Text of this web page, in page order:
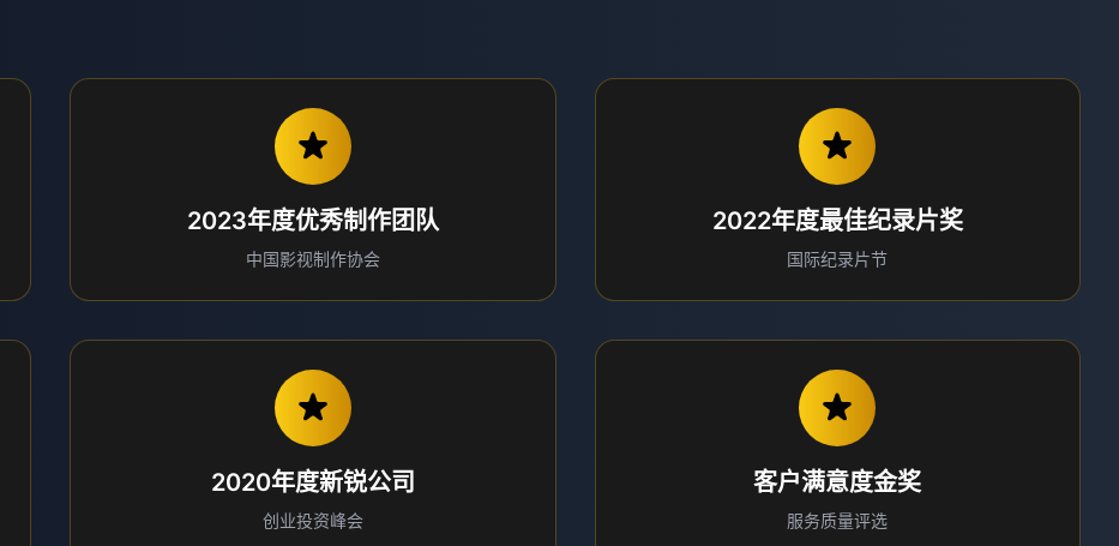
2023年度优秀制作团队
中国影视制作协会
2022年度最佳纪录片奖
国际纪录片节
2020年度新锐公司
创业投资峰会
客户满意度金奖
服务质量评选